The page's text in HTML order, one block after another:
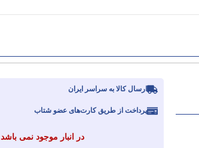
ارسال کالا به سراسر ایران
پرداخت از طریق کارت‌های عضو شتاب
در انبار موجود نمی باشد